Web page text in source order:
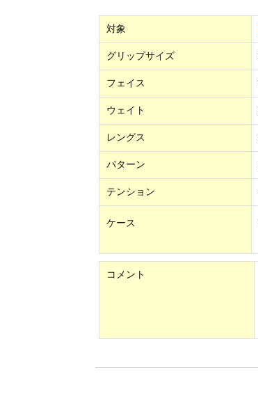
対象
グリップサイズ
フェイス
ウェイト
レングス
パターン
テンション
ケース
コメント